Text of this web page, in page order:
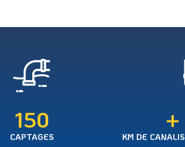
CAPTAGES
150
KM DE
+